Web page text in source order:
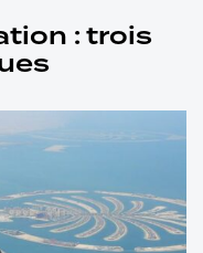
: trois